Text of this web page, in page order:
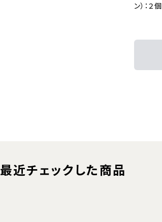
ン）：２個
最近チェックした商品